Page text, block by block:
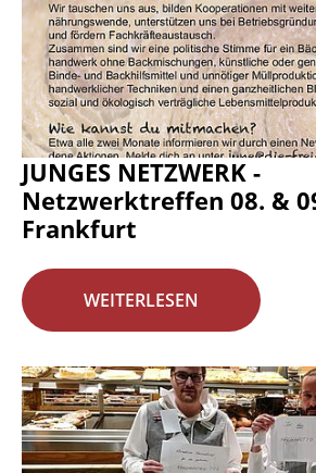
JUNGES NETZWERK -
Netzwerktreffen 08. &
Frankfurt
WEITERLESEN